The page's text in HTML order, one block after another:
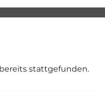
stattgefunden.